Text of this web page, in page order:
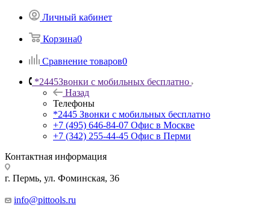
Личный кабинет
Корзина0
Сравнение товаров0
*2445Звонки с мобильных бесплатно
Назад
Телефоны
*2445 Звонки с мобильных бесплатно
+7 (495) 646-84-07 Офис в Москве
+7 (342) 255-44-45 Офис в Перми
Контактная информация
г. Пермь, ул. Фоминская, 36
info@pittools.ru